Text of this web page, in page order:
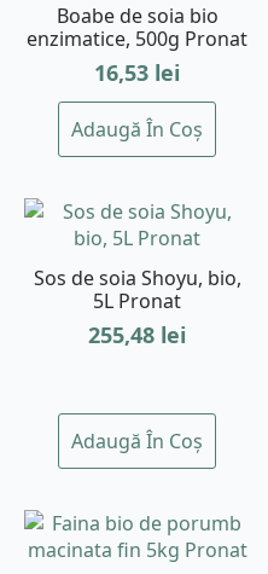
Boabe de soia bio
enzimatice, 500g Pronat
16,53 lei
Adaugă În Coș
Sos de soia Shoyu, bio,
5L Pronat
255,48 lei
Adaugă În Coș